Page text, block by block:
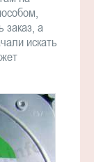
заказ, а
искать